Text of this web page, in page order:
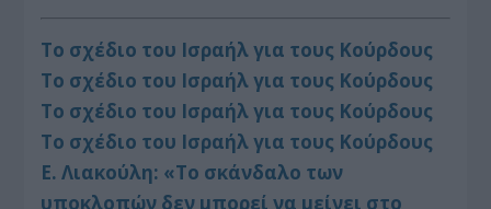
Το σχέδιο του Ισραήλ για τους Κούρδους
Το σχέδιο του Ισραήλ για τους Κούρδους
Το σχέδιο του Ισραήλ για τους Κούρδους
Το σχέδιο του Ισραήλ για τους Κούρδους
Ε. Λιακούλη: «Το σκάνδαλο των
υποκλοπών δεν μπορεί να μείνει στο